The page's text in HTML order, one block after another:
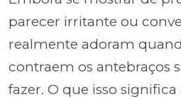
parecer irritante ou
realmente adoram
contraem os antebraços
fazer. O que isso significa